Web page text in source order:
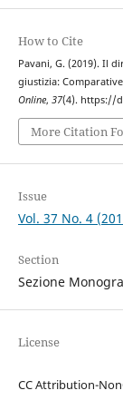
How to Cite
Pavani, G. (2019). Il
giustizia:
Online, 37(4). https://
More Citation
Issue
Vol. 37 No. 4
Section
Sezione
License
CC Attribution-